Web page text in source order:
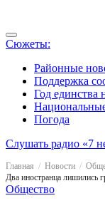
Сюжеты:
Районные
Поддержка
Год единства
Погода
Слушать радио «7
Главная Новости
Общество